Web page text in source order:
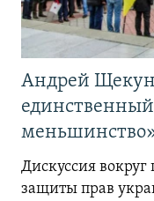
Андрей
Дискуссия вокруг
защиты прав